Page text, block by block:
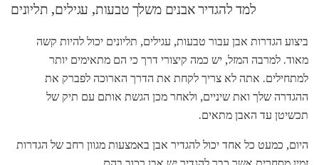
למד להגדיר אבנים משלך טבעות, עגילים, תליונים
ביצוע הגדרות אבן עבור טבעות, עגילים, תליונים יכול להיות קשה
מאוד. למרבה המזל, יש כמה קיצורי דרך כי הם מתאימים יותר
למתחילים. אתה לא צריך לקחת את הדרך הארוכה לפברק את
ההגדרה שלך ואת שיניים, ולאחר מכן הגשת אותם עם תיק של
תכשיטן עד האבן מתאים.
היום, כמעט כל אחד יכול להגדיר אבן באמצעות מגוון רחב של הגדרות